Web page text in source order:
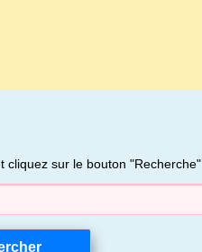
cliquez sur le bouton "Recherche"